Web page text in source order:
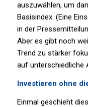
auszuwählen, um
Basisindex. (Eine
in der
Aber es gibt noch
Trend zu stärker
auf unterschiedliche
Investieren ohne
Einmal geschieht